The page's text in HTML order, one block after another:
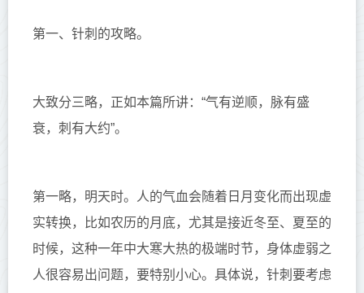
第一、针刺的攻略。
大致分三略，正如本篇所讲：“气有逆顺，脉有盛
衰，刺有大约”。
第一略，明天时。
人的气血会随着日月变化而出现虚
实转换，比如农历的月底，尤其是接近冬至、夏至的
时候，这种一年中大寒大热的极端时节，身体虚弱之
人很容易出问题，要特别小心。具体说，针刺要考虑